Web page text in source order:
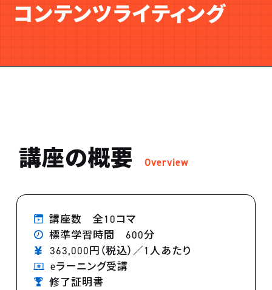
コンテンツライティング
講座の概要 Overview
講座数 全10コマ
標準学習時間 600分
363,000円（税込）／1人あたり
eラーニング受講
修了証明書